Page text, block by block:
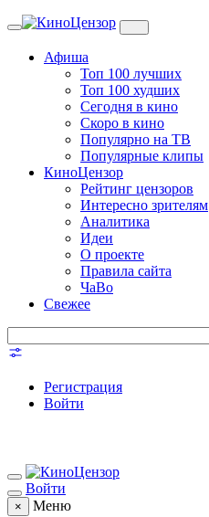
Toggle
Афиша
Топ 100 лучших
Топ 100 худших
Сегодня в кино
Скоро в кино
Популярно на ТВ
Популярные клипы
КиноЦензор
Рейтинг цензоров
Интересно зрителям
Аналитика
Идеи
О проекте
Правила сайта
ЧаВо
Свежее
Регистрация
Войти
Войти
× Меню